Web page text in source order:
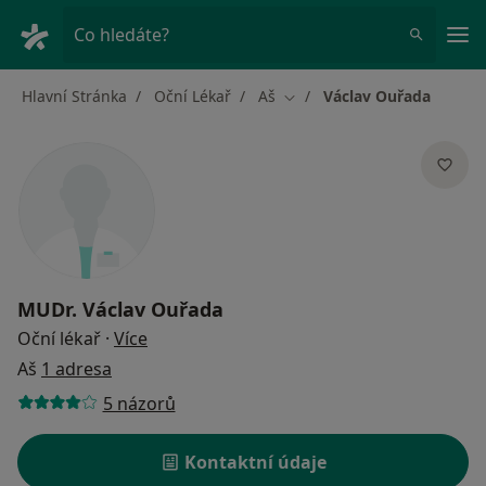
Co hledáte?
Hlavní Stránka Oční Lékař Aš Změna města
Václav Ouřada
MUDr. Václav Ouřada
Oční lékař · Více
Aš 1 adresa
5 názorů
Kontaktní údaje